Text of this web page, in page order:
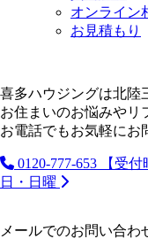
オンライン
お見積もり
喜多ハウジングは北陸
お住まいのお悩みやリ
お電話でもお気軽にお
0120-777-653
【受
日・日曜
メールでのお問い合